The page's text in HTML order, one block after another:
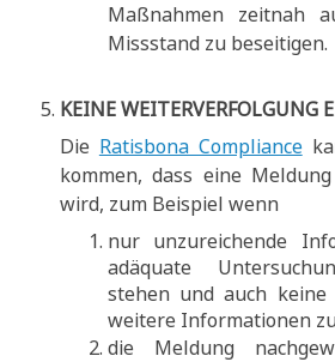
Maßnahmen zeitnah
Missstand zu beseitigen.
KEINE WEITERVERFOLGUNG
Die Ratisbona Compliance
kommen, dass eine
wird, zum Beispiel wenn
nur unzureichende
adäquate
stehen und auch keine
weitere Informationen
die Meldung